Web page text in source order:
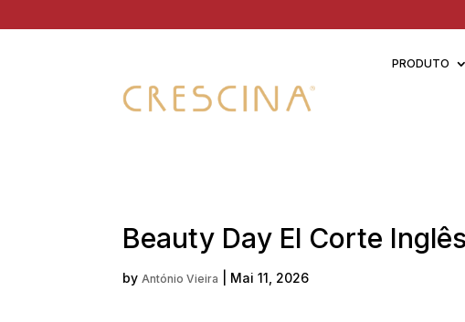
PRODUTO
Beauty Day El Corte
by António Vieira Mai 11, 2026